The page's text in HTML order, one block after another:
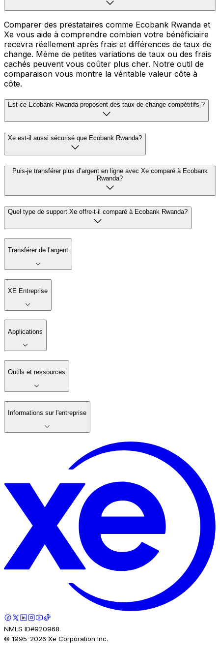
Comparer des prestataires comme Ecobank Rwanda et
Xe vous aide à comprendre combien votre bénéficiaire
recevra réellement après frais et différences de taux de
change. Même de petites variations de taux ou des frais
cachés peuvent vous coûter plus cher. Notre outil de
comparaison vous montre la véritable valeur côte à
côte.
Est-ce Ecobank Rwanda proposent des taux de change compétitifs ?
Xe est-il aussi sécurisé que Ecobank Rwanda?
Puis-je transférer plus d’argent en ligne avec Xe comparé à Ecobank
Rwanda?
Quel type de support Xe offre-t-il comparé à Ecobank Rwanda?
Transférer de l’argent
XE Entreprise
Applications
Outils et ressources
Informations sur l'entreprise
NMLS ID#920968.
© 1995-2026 Xe Corporation Inc.